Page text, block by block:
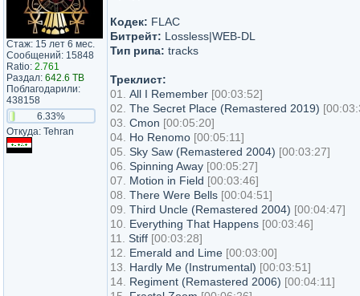
Стаж: 15 лет 6 мес.
Сообщений: 15848
Ratio: 2.761
Раздал: 642.6 TB
Поблагодарили:
438158
6.33%
Откуда: Tehran
Кодек: FLAC
Битрейт: Lossless|WEB-DL
Тип рипа: tracks
Треклист:
01.
All I Remember [00:03:52]
02. The Secret Place (Remastered 2019)
03. Cmon [00:05:20]
04. Ho Renomo [00:05:11]
05. Sky Saw (Remastered 2004) [00:03:27]
06. Spinning Away [00:05:27]
07.
Motion in Field [00:03:46]
08. There Were Bells [00:04:51]
09. Third Uncle (Remastered 2004) [00:04:47]
10. Everything That Happens [00:03:46]
11.
Stiff [00:03:28]
12.
Emerald and Lime [00:03:00]
13.
Hardly Me (Instrumental) [00:03:51]
14. Regiment (Remastered 2006) [00:04:11]